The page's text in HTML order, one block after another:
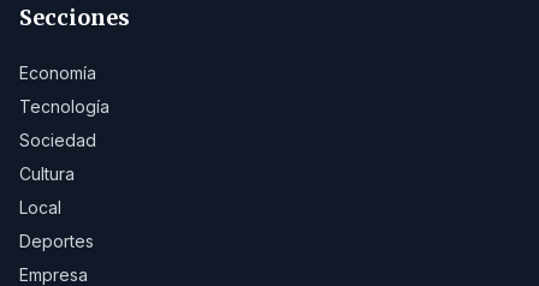
Secciones
Economía
Tecnología
Sociedad
Cultura
Local
Deportes
Empresa